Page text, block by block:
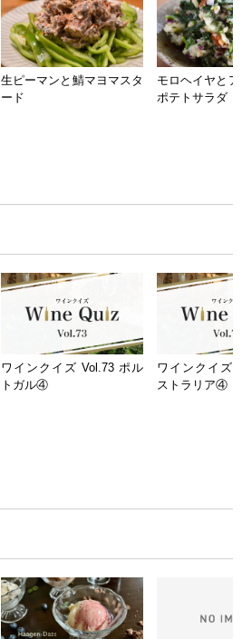
生ピーマンと鯖マヨマスタ
ード
モロヘイヤと
ポテトサラダ
ワインクイズ Vol.73 ポル
トガル④
ワインクイズ
ストラリア④